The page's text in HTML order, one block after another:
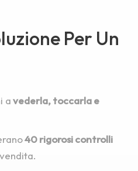
Per Un
avederla, toccarla e
40 rigorosi controlli